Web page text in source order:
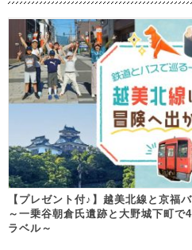
【プレゼント付♪】越美北線と京福
～一乗谷朝倉氏遺跡と大野城下町で
ラベル～